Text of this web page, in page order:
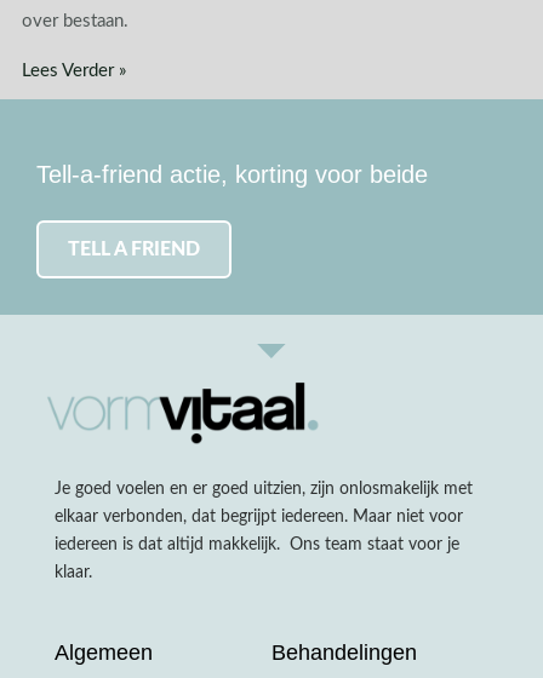
over bestaan.
Lees Verder »
Tell-a-friend actie, korting voor beide
TELL A FRIEND
Je goed voelen en er goed uitzien, zijn onlosmakelijk met
elkaar verbonden, dat begrijpt iedereen. Maar niet voor
iedereen is dat altijd makkelijk. Ons team staat voor je
klaar.
Algemeen Behandelingen